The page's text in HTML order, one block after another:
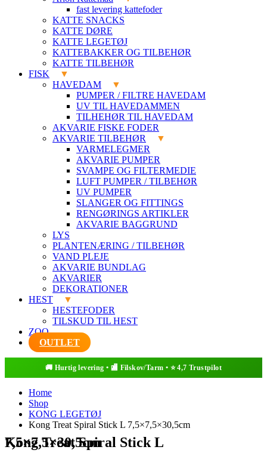
fast levering kattefoder
KATTE SNACKS
KATTE DØRE
KATTE LEGETØJ
KATTEBAKKER OG TILBEHØR
KATTE TILBEHØR
FISK
HAVEDAM
PUMPER / FILTRE HAVEDAM
UV TIL HAVEDAMMEN
TILHEHØR TIL HAVEDAM
AKVARIE FISKE FODER
AKVARIE TILBEHØR
VARMELEGMER
AKVARIE PUMPER
SVAMPE OG FILTERMEDIE
LUFT PUMPER / TILBEHØR
UV PUMPER
SLANGER OG FITTINGS
RENGØRINGS ARTIKLER
AKVARIE BAGGRUND
LYS
PLANTENÆRING / TILBEHØR
VAND PLEJE
AKVARIE BUNDLAG
AKVARIER
DEKORATIONER
HEST
HESTEFODER
TILSKUD TIL HEST
ZOO
OUTLET
Home
Shop
KONG LEGETØJ
Kong Treat Spiral Stick L 7,5×7,5×30,5cm
Kong Treat Spiral Stick L 7,5×7,5×30,5cm